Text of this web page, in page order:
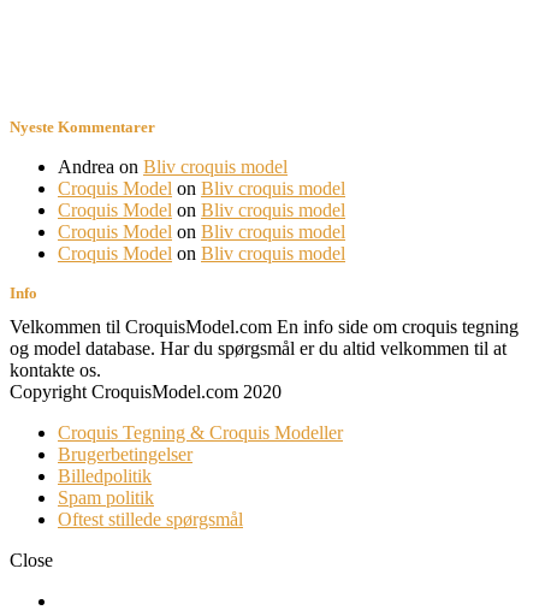
Nyeste Kommentarer
Andrea on Bliv croquis model
Croquis Model on Bliv croquis model
Croquis Model on Bliv croquis model
Croquis Model on Bliv croquis model
Croquis Model on Bliv croquis model
Info
Velkommen til CroquisModel.com En info side om croquis tegning
og model database. Har du spørgsmål er du altid velkommen til at
kontakte os.
Copyright CroquisModel.com 2020
Croquis Tegning & Croquis Modeller
Brugerbetingelser
Billedpolitik
Spam politik
Oftest stillede spørgsmål
Close